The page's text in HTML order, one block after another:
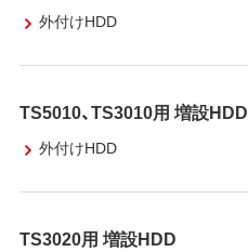
外付けHDD
TS5010、TS3010用 増設HDD
外付けHDD
TS3020用 増設HDD